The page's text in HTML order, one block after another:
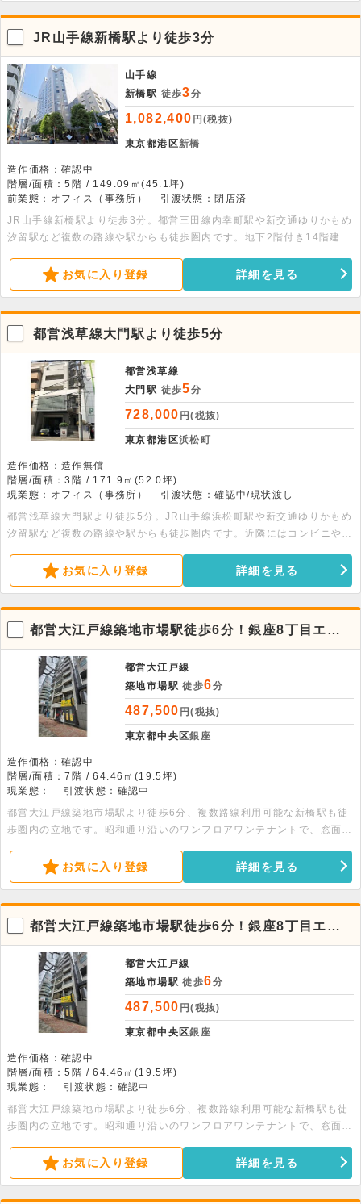
JR山手線新橋駅より徒歩3分
山手線
新橋駅 徒歩3分
1,082,400 円(税抜)
東京都港区新橋
造作価格：確認中
階層/面積：5階 / 149.09㎡(45.1坪)
前業態：オフィス（事務所）
引渡状態：閉店済
JR山手線新橋駅より徒歩3分。都営三田線内幸町駅や新交通ゆりかもめ
汐留駅など複数の路線や駅からも徒歩圏内です。地下2階付き14階建て
お気に入り登録 詳細を見る
都営浅草線大門駅より徒歩5分
都営浅草線
大門駅 徒歩5分
728,000 円(税抜)
東京都港区浜松町
造作価格：造作無償
階層/面積：3階 / 171.9㎡(52.0坪)
現業態：オフィス（事務所）
引渡状態：確認中/現状渡し
都営浅草線大門駅より徒歩5分。JR山手線浜松町駅や新交通ゆりかもめ
汐留駅など複数の路線や駅からも徒歩圏内です。近隣にはコンビニやス
お気に入り登録 詳細を見る
都営大江戸線築地市場駅徒歩6分！銀座8丁目エリ
アの7階店舗物件。
都営大江戸線
築地市場駅 徒歩6分
487,500 円(税抜)
東京都中央区銀座
造作価格：確認中
階層/面積：7階 / 64.46㎡(19.5坪)
現業態：
引渡状態：確認中
都営大江戸線築地市場駅より徒歩6分、複数路線利用可能な新橋駅も徒
歩圏内の立地です。昭和通り沿いのワンフロアワンテナントで、窓面が
ス業や軽飲食もご相談いただけます。詳細につきましてはお問い合わせ
ください。
お気に入り登録 詳細を見る
都営大江戸線築地市場駅徒歩6分！銀座8丁目エリ
アの5階店舗物件。
都営大江戸線
築地市場駅 徒歩6分
487,500 円(税抜)
東京都中央区銀座
造作価格：確認中
階層/面積：5階 / 64.46㎡(19.5坪)
現業態：
引渡状態：確認中
都営大江戸線築地市場駅より徒歩6分、複数路線利用可能な新橋駅も徒
歩圏内の立地です。昭和通り沿いのワンフロアワンテナントで、窓面が
ス業や軽飲食もご相談いただけます。詳細につきましてはお問い合わせ
ください。
お気に入り登録 詳細を見る